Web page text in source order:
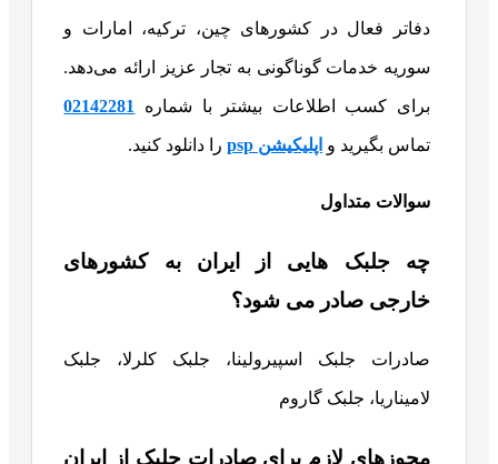
دفاتر فعال در کشورهای چین، ترکیه، امارات و
سوریه خدمات گوناگونی به تجار عزیز ارائه می‌دهد.
برای کسب اطلاعات بیشتر با شماره 02142281
تماس بگیرید و اپلیکیشن psp را دانلود کنید.
سوالات متداول
چه جلبک هایی از ایران به کشورهای
خارجی صادر می شود؟
صادرات جلبک اسپیرولینا، جلبک کلرلا، جلبک
لامیناریا، جلبک گاروم
مجوزهای لازم برای صادرات جلبک از ایران